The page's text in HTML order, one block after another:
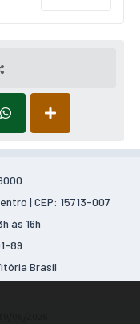
| CEP: 15713-007
às 16h
89
Brasil